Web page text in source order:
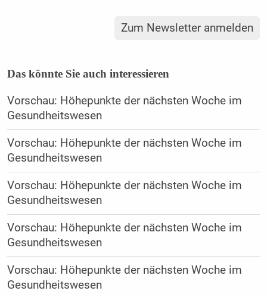
Zum Newsletter anmelden
Das könnte Sie auch interessieren
Vorschau: Höhepunkte der nächsten Woche im
Gesundheitswesen
Vorschau: Höhepunkte der nächsten Woche im
Gesundheitswesen
Vorschau: Höhepunkte der nächsten Woche im
Gesundheitswesen
Vorschau: Höhepunkte der nächsten Woche im
Gesundheitswesen
Vorschau: Höhepunkte der nächsten Woche im
Gesundheitswesen